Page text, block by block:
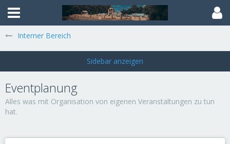
Interner Bereich
Eventplanung
Alles was mit Organisation von eigenen Veranstaltungen zu tun
hat.